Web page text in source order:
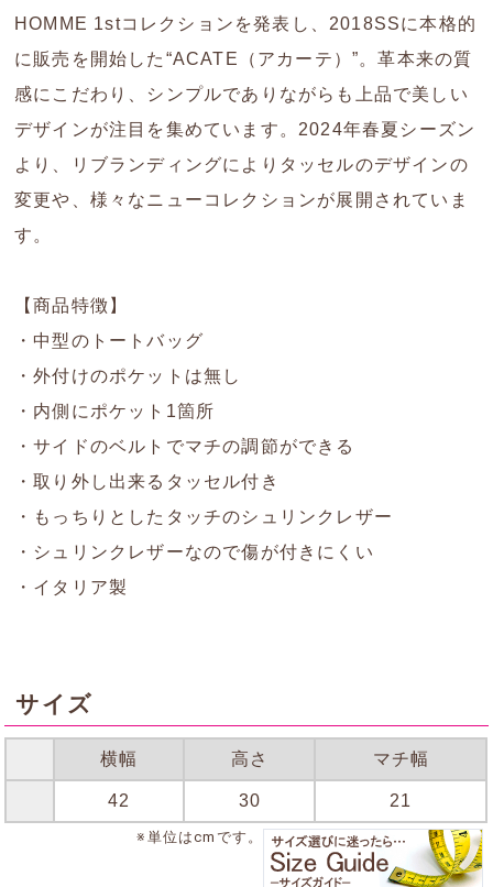
HOMME 1stコレクションを発表し、2018SSに本格的
に販売を開始した“ACATE（アカーテ）”。革本来の質
感にこだわり、シンプルでありながらも上品で美しい
デザインが注目を集めています。2024年春夏シーズン
より、リブランディングによりタッセルのデザインの
変更や、様々なニューコレクションが展開されていま
す。
【商品特徴】
・中型のトートバッグ
・外付けのポケットは無し
・内側にポケット1箇所
・サイドのベルトでマチの調節ができる
・取り外し出来るタッセル付き
・もっちりとしたタッチのシュリンクレザー
・シュリンクレザーなので傷が付きにくい
・イタリア製
サイズ
横幅 高さ マチ幅
42 30 21
※単位はcmです。